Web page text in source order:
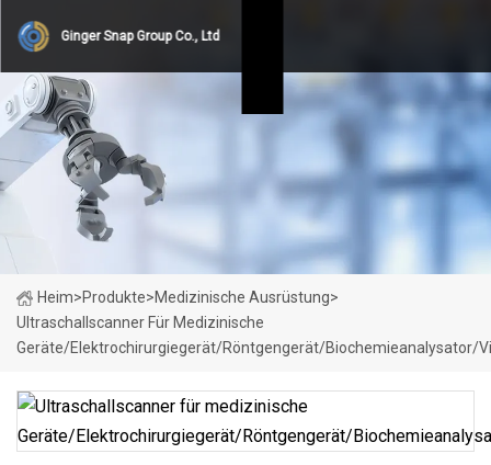
Ginger Snap Group Co., Ltd
Heim>Produkte>Medizinische Ausrüstung>
Ultraschallscanner Für Medizinische
Geräte/Elektrochirurgiegerät/Röntgengerät/Biochemieanalysator/